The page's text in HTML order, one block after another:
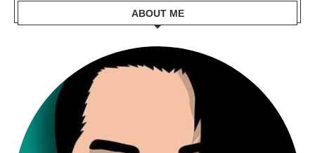
ABOUT ME